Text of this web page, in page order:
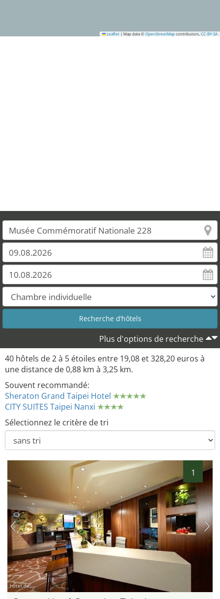
Leaflet | Map data © OpenStreetMap contributors, CC-BY-SA
Plus d'options de recherche
40 hôtels de 2 à 5 étoiles entre 19,08 et 328,20 euros à
une distance de 0,88 km à 3,25 km.
Souvent recommandé:
Sheraton Grand Taipei Hotel
CITY SUITES Taipei Nanxi
Sélectionnez le critère de tri
1
hotel.de